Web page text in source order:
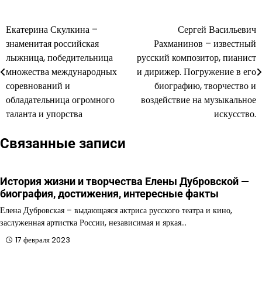
Навигация
по
записям
Екатерина Скулкина –
знаменитая российская
лыжница, победительница
множества международных
соревнований и
обладательница огромного
таланта и упорства
Сергей Васильевич
Рахманинов – известный
русский композитор, пианист
и дирижер. Погружение в его
биографию, творчество и
воздействие на музыкальное
искусство.
Связанные записи
История жизни и творчества Елены Дубровской —
биография, достижения, интересные факты
Елена Дубровская – выдающаяся актриса русского театра и кино,
заслуженная артистка России, независимая и яркая…
17 февраля 2023